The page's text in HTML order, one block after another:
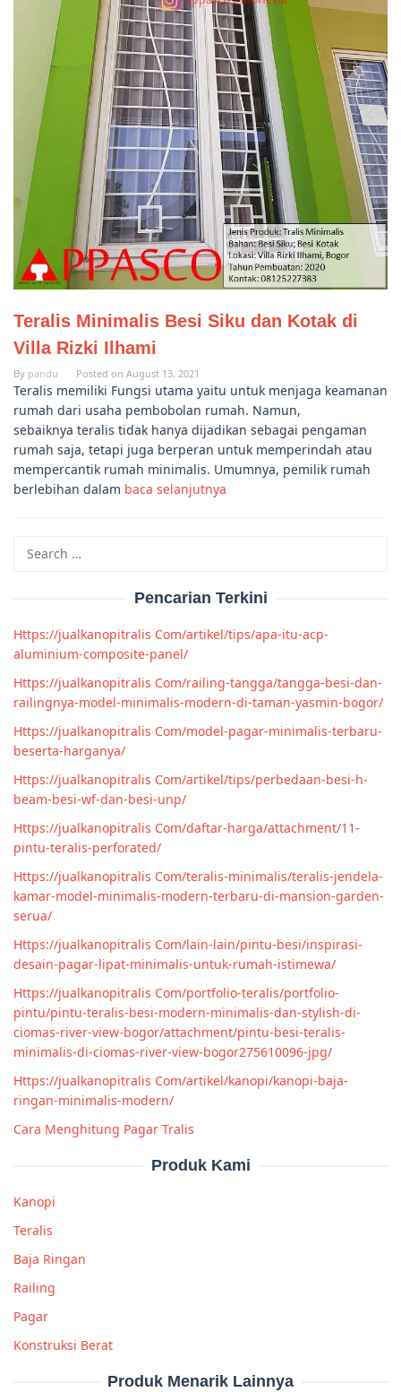
Teralis Minimalis Besi Siku dan Kotak di
Villa Rizki Ilhami⁠
By pandu Posted on August 13, 2021
Teralis memiliki Fungsi utama yaitu untuk menjaga keamanan
rumah dari usaha pembobolan rumah. Namun,
sebaiknya teralis tidak hanya dijadikan sebagai pengaman
rumah saja, tetapi juga berperan untuk memperindah atau
mempercantik rumah minimalis. Umumnya, pemilik rumah
berlebihan dalam baca selanjutnya
for:
Pencarian Terkini
Https://jualkanopitralis Com/artikel/tips/apa-itu-acp-
aluminium-composite-panel/
Https://jualkanopitralis Com/railing-tangga/tangga-besi-dan-
railingnya-model-minimalis-modern-di-taman-yasmin-bogor/
Https://jualkanopitralis Com/model-pagar-minimalis-terbaru-
beserta-harganya/
Https://jualkanopitralis Com/artikel/tips/perbedaan-besi-h-
beam-besi-wf-dan-besi-unp/
Https://jualkanopitralis Com/daftar-harga/attachment/11-
pintu-teralis-perforated/
Https://jualkanopitralis Com/teralis-minimalis/teralis-jendela-
kamar-model-minimalis-modern-terbaru-di-mansion-garden-
serua/
Https://jualkanopitralis Com/lain-lain/pintu-besi/inspirasi-
desain-pagar-lipat-minimalis-untuk-rumah-istimewa/
Https://jualkanopitralis Com/portfolio-teralis/portfolio-
pintu/pintu-teralis-besi-modern-minimalis-dan-stylish-di-
ciomas-river-view-bogor/attachment/pintu-besi-teralis-
minimalis-di-ciomas-river-view-bogor275610096-jpg/
Https://jualkanopitralis Com/artikel/kanopi/kanopi-baja-
ringan-minimalis-modern/
Cara Menghitung Pagar Tralis
Produk Kami
Kanopi
Teralis
Baja Ringan
Railing
Pagar
Konstruksi Berat
Produk Menarik Lainnya